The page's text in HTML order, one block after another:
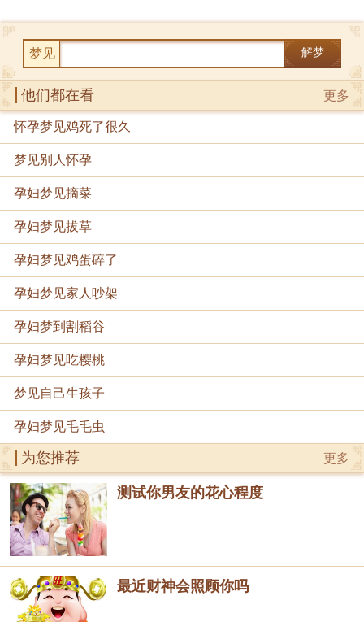
梦见 解梦
更多
他们都在看
怀孕梦见鸡死了很久
梦见别人怀孕
孕妇梦见摘菜
孕妇梦见拔草
孕妇梦见鸡蛋碎了
孕妇梦见家人吵架
孕妇梦到割稻谷
孕妇梦见吃樱桃
梦见自己生孩子
孕妇梦见毛毛虫
更多
为您推荐
测试你男友的花心程度
最近财神会照顾你吗